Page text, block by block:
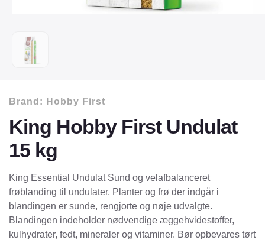
Brand: Hobby First
King Hobby First Undulat
15 kg
King Essential Undulat Sund og velafbalanceret
frøblanding til undulater. Planter og frø der indgår i
blandingen er sunde, rengjorte og nøje udvalgte.
Blandingen indeholder nødvendige æggehvidestoffer,
kulhydrater, fedt, mineraler og vitaminer. Bør opbevares tørt